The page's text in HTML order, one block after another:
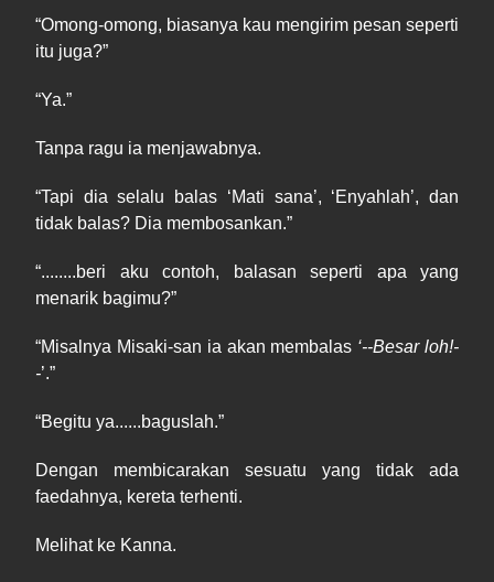
“Omong-omong, biasanya kau mengirim pesan seperti
itu juga?”
“Ya.”
Tanpa ragu ia menjawabnya.
“Tapi dia selalu balas ‘Mati sana’, ‘Enyahlah’, dan
tidak balas? Dia membosankan.”
“........beri aku contoh, balasan seperti apa yang
menarik bagimu?”
“Misalnya Misaki-san ia akan membalas ‘--Besarloh!-
-’.”
“Begitu ya......baguslah.”
Dengan membicarakan sesuatu yang tidak ada
faedahnya, kereta terhenti.
Melihat ke Kanna.